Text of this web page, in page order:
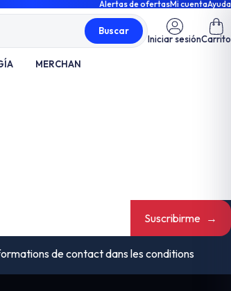
Alertas de ofertasMi cuentaAyuda
Buscar
Iniciar sesiónCarrito
MERCHAN
Suscribirme →
de contact dans les conditions